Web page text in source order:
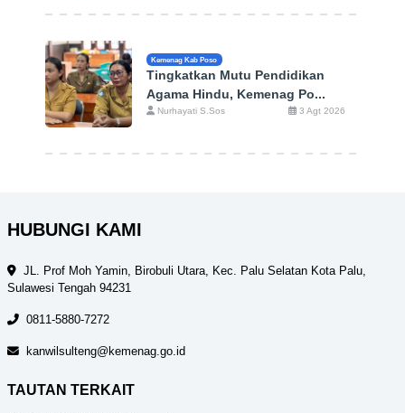
Kemenag Kab Poso
Tingkatkan Mutu Pendidikan
Agama Hindu, Kemenag Po...
Nurhayati S.Sos 3 Agt 2026
HUBUNGI KAMI
JL. Prof Moh Yamin, Birobuli Utara, Kec. Palu Selatan Kota Palu,
Sulawesi Tengah 94231
0811-5880-7272
kanwilsulteng@kemenag.go.id
TAUTAN TERKAIT